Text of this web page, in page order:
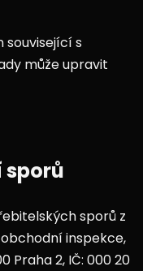
související s
může upravit
sporů
sporů z
inspekce,
Praha 2, IČ: 000 20